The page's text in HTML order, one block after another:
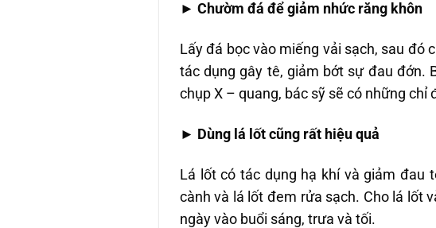
► Chườm đá để giảm nhức răng khôn
Lấy đá bọc vào miếng vải sạch, sau đó
tác dụng gây tê, giảm bớt sự đau đớn.
chụp X – quang, bác sỹ sẽ có những
► Dùng lá lốt cũng rất hiệu quả
Lá lốt có tác dụng hạ khí và giảm đau
cành và lá lốt đem rửa sạch. Cho lá lốt
ngày vào buổi sáng, trưa và tối.